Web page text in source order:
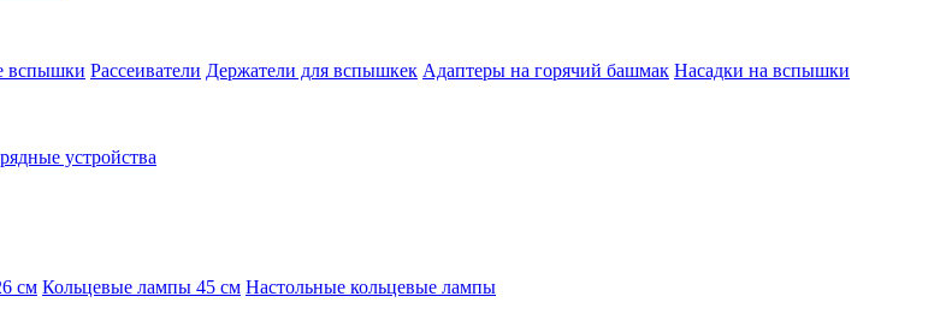
вспышки Рассеиватели Держатели для вспышкек Адаптеры на горячий башмак Насадки на вспышки
устройства
см Кольцевые лампы 45 см Настольные кольцевые лампы